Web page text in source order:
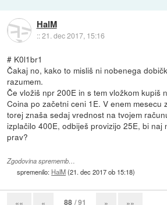
HalM
::21. dec 2017, 15:16
# K0l1br1
Čakaj no, kako to misliš ni nobenega
razumem.
Če vložiš npr 200E in s tem vložkom kupiš
Coina po začetni ceni 1E. V enem mesecu
torej znaša sedaj vrednost na tvojem
izplačilo 400E, odbiješ provizijo 25E, bi naj
prav?
Zgodovina sprememb…
spremenilo: HalM(21. dec 2017 ob 15:18)
«« « 88 / 91 » »»